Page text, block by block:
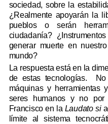
sociedad, sobre la
¿Realmente apoyarán
la
pueblos o serán
ciudadanía?
generar muerte en
mundo?
La respuesta está en la
de estas tecnologías.
máquinas y herramientas
seres humanos y no por
Francisco en la Laudato si
límite al sistema